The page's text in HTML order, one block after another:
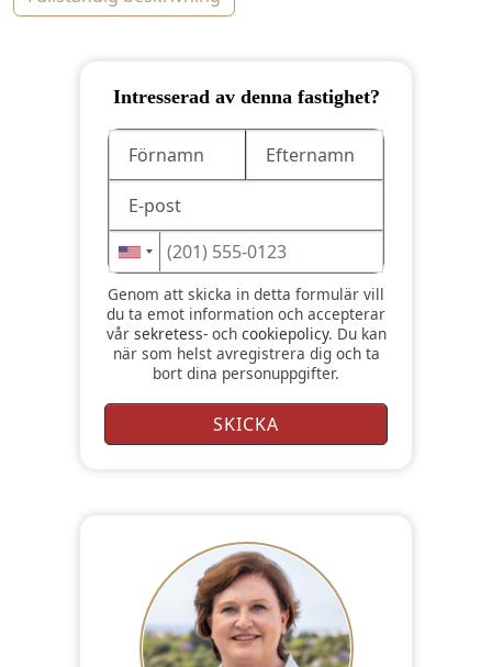
Intresserad av denna fastighet?
Genom att skicka in detta formulär vill
du ta emot information och accepterar
vår sekretess-och cookiepolicy. Du kan
när som helst avregistrera dig och ta
bort dina personuppgifter.